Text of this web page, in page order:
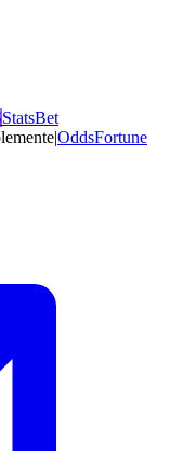
StatsBet
|OddsFortune